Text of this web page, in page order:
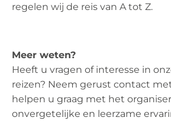
regelen wij de reis van A tot Z.
Meer weten?
Heeft u vragen of interesse in
reizen? Neem gerust contact
helpen u graag met het
onvergetelijke en leerzame